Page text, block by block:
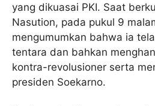
yang dikuasai PKI. Saat
Nasution, pada pukul 9
mengumumkan bahwa ia
tentara dan bahkan
kontra-revolusioner serta
presiden Soekarno.